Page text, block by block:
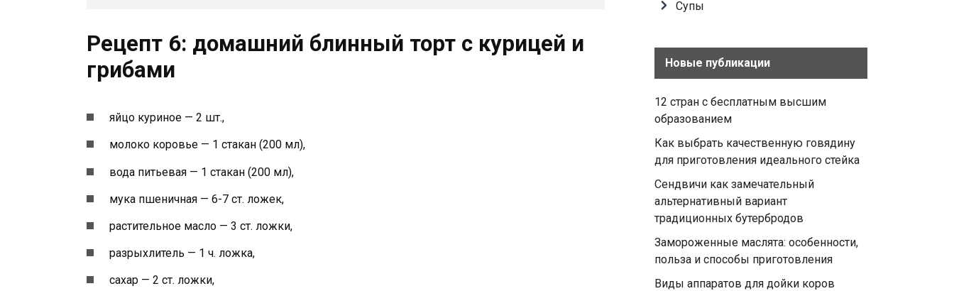
Рецепт 6: домашний блинный торт с курицей и
грибами
яйцо куриное — 2 шт.,
молоко коровье — 1 стакан (200 мл),
вода питьевая — 1 стакан (200 мл),
мука пшеничная — 6-7 ст. ложек,
растительное масло — 3 ст. ложки,
разрыхлитель — 1 ч. ложка,
сахар — 2 ст. ложки,
Супы
Новые публикации
12 стран с бесплатным высшим
образованием
Как выбрать качественную говядину
для приготовления идеального стейка
Сендвичи как замечательный
альтернативный вариант
традиционных бутербродов
Замороженные маслята: особенности,
польза и способы приготовления
Виды аппаратов для дойки коров